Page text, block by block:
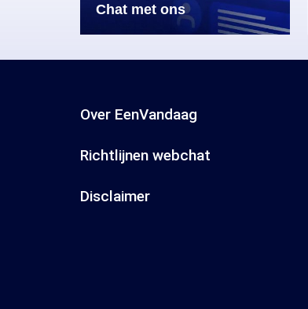
Chat met ons
Over EenVandaag
Richtlijnen webchat
Disclaimer